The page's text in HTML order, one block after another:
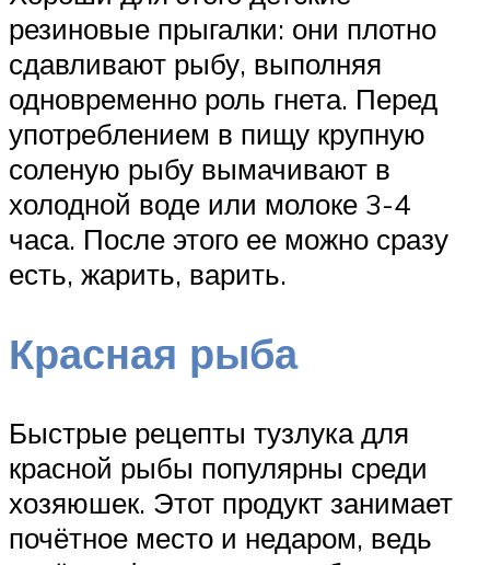
резиновые прыгалки: они плотно
сдавливают рыбу, выполняя
одновременно роль гнета. Перед
употреблением в пищу крупную
соленую рыбу вымачивают в
холодной воде или молоке 3-4
часа. После этого ее можно сразу
есть, жарить, варить.
Красная рыба
Быстрые рецепты тузлука для
красной рыбы популярны среди
хозяюшек. Этот продукт занимает
почётное место и недаром, ведь